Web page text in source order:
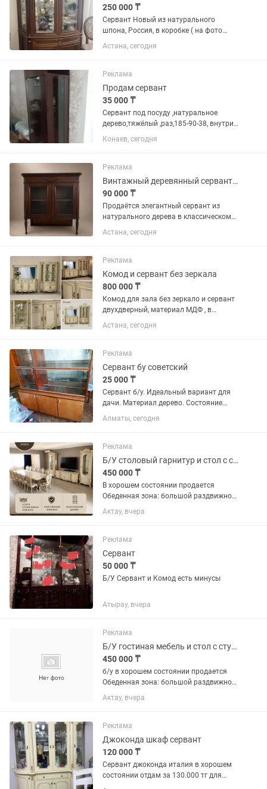
250 000 ₸
Сервант Новый из натурального
шпона, Россия, в коробке ( на фото
такой же сервант только б/у)
Астана, сегодня
Реклама
Продам сервант
35 000 ₸
Сервант под посуду ,натуральное
дерево,тяжёлый ,раз,185-90-38, внутри
три стеклянные полки ,где зеркало
имеются боковые две стеклянные
Конаев, сегодня
Реклама
Винтажный деревянный сервант со стеклянными дверцами
90 000 ₸
Продаётся элегантный сервант из
натурального дерева в классическом
стиле. Благородный тёплый оттенок,
изящные резные детали и фигурные
вместительные полки — удобно для...
Астана, сегодня
Реклама
Комод и сервант без зеркала
800 000 ₸
Комод для зала без зеркало и сервант
двухдверный, материал МДФ , в
идеальном состоянии, продаем в связи
с переездом, можно оформить в
Астана, сегодня
Реклама
Сервант бу советский
25 000 ₸
Сервант б/у. Идеальный вариант для
дачи. Материал дерево. Состояние
хорошее.
Алматы, сегодня
Реклама
Б/У столовый гарнитур и стол с стульями
450 000 ₸
В хорошем состоянии продается
Обеденная зона: большой раздвижной
столовый стол и комплект мягких
стульев с резными спинками (10–12
телевизор (медиа-консоль). Зоны...
Актау, вчера
Реклама
Сервант
50 000 ₸
Б/У Сервант и Комод есть минусы
Атырау, вчера
Реклама
Б/У гостиная мебель и стол с стульями
450 000 ₸
б/у в хорошем состоянии продается
Обеденная зона: большой раздвижной
столовый стол и комплект мягких
стульев с резными спинками (10–12
телевизор...
Актау, вчера
Реклама
Джоконда шкаф сервант
120 000 ₸
Сервант джоконда италия в хорошем
состоянии отдам за 130.000 тг для
гостиной самое то, продаем связи с